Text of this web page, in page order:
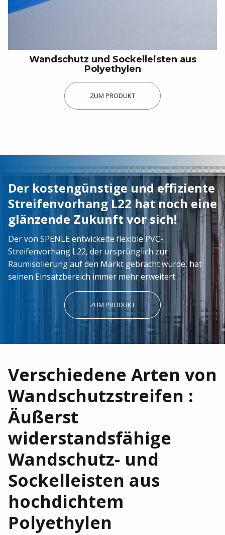
Unsere Geschichte
Galerie
Finanziers und Entwicklunspartner
Angebot oder eine Dokumentation?
Unser Team steht Ihnen gerne zur Verfügung und
beantwortet gerne Ihre Anfrage.
KONTAKTIEREN SIE UNS!
Wandschutz und Sockelleisten aus
Polyethylen
ZUM PRODUKT
Der kostengünstige und effiziente
Streifenvorhang L22 hat noch eine
glänzende Zukunft vor sich!
Der von SPENLE entwickelte flexible PVC-
Streifenvorhang L22, der ursprünglich zur
Raumisolierung auf den Markt gebracht wurde, hat
seinen Einsatzbereich immer mehr erweitert …
ZUM PRODUKT
Verschiedene Arten von
Wandschutzstreifen :
Äußerst
widerstandsfähige
Wandschutz- und
Sockelleisten aus
hochdichtem
Polyethylen